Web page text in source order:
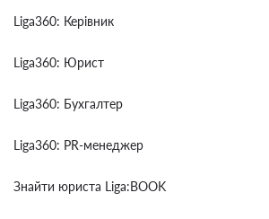
Liga360: Керівник
Liga360: Юрист
Liga360: Бухгалтер
Liga360: PR-менеджер
Знайти юриста Liga:BOOK